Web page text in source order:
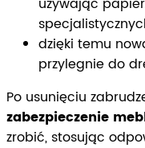
używając
dzięki temu
przylegnie do
Po usunięciu
zabezpieczenie
zrobić, stosując